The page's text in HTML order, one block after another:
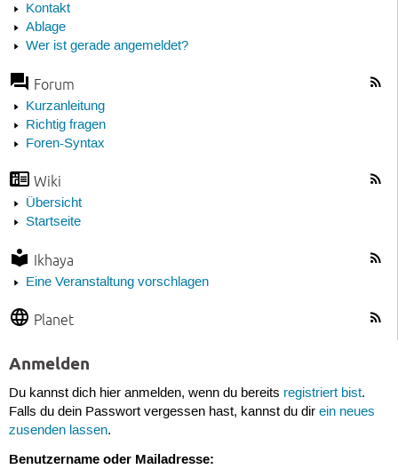
Kontakt
Ablage
Wer ist gerade angemeldet?
Forum
Kurzanleitung
Richtig fragen
Foren-Syntax
Wiki
Übersicht
Startseite
Ikhaya
Eine Veranstaltung vorschlagen
Planet
Anmelden
Du kannst dich hier anmelden, wenn du bereits registriert bist.
Falls du dein Passwort vergessen hast, kannst du dir ein neues
zusenden lassen.
Benutzername oder Mailadresse: